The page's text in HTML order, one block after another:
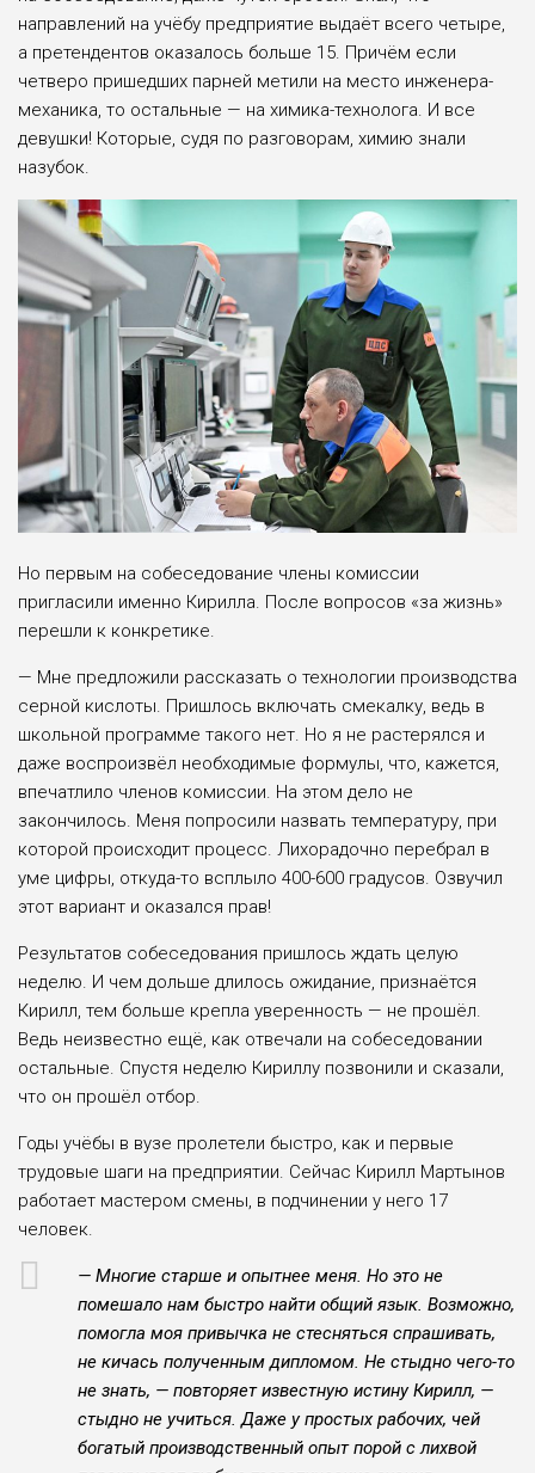
направлений на учёбу предприятие выдаёт всего четыре,
а претендентов оказалось больше 15. Причём если
четверо пришедших парней метили на место инженера-
механика, то остальные — на химика-технолога. И все
девушки! Которые, судя по разговорам, химию знали
назубок.
Но первым на собеседование члены комиссии
пригласили именно Кирилла. После вопросов «за жизнь»
перешли к конкретике.
— Мне предложили рассказать о технологии производства
серной кислоты. Пришлось включать смекалку, ведь в
школьной программе такого нет. Но я не растерялся и
даже воспроизвёл необходимые формулы, что, кажется,
впечатлило членов комиссии. На этом дело не
закончилось. Меня попросили назвать температуру, при
которой происходит процесс. Лихорадочно перебрал в
уме цифры, откуда-то всплыло 400-600 градусов. Озвучил
этот вариант и оказался прав!
Результатов собеседования пришлось ждать целую
неделю. И чем дольше длилось ожидание, признаётся
Кирилл, тем больше крепла уверенность — не прошёл.
Ведь неизвестно ещё, как отвечали на собеседовании
остальные. Спустя неделю Кириллу позвонили и сказали,
что он прошёл отбор.
Годы учёбы в вузе пролетели быстро, как и первые
трудовые шаги на предприятии. Сейчас Кирилл Мартынов
работает мастером смены, в подчинении у него 17
человек.
— Многие старше и опытнее меня. Но это не
помешало нам быстро найти общий язык. Возможно,
помогла моя привычка не стесняться спрашивать,
не кичась полученным дипломом. Не стыдно чего-то
не знать, — повторяет известную истину Кирилл, —
стыдно не учиться. Даже у простых рабочих, чей
богатый производственный опыт порой с лихвой